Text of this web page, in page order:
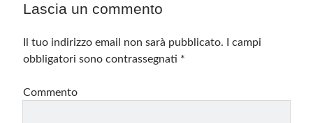
Lascia un commento
Il tuo indirizzo email non sarà pubblicato.
I campi
obbligatori sono contrassegnati *
Commento